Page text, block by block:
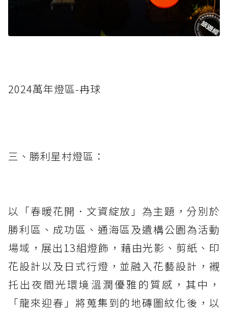
2024萬年燈區-冉球
三、勝利星村燈區：
以「春暖花開．文資綻放」為主題，分別於
勝利區、成功區、通海區及遺構公園為活動
場域，展出13組燈飾，藉由光影、剪紙、印
花設計以及日式行燈，並融入花藝設計，襯
托出夜間光環境溫潤優雅的質感，其中，
「龍來迎春」將蒐集到的地磚圖紋化後，以